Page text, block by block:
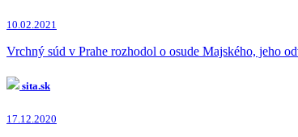
10.02.2021
Vrchný súd v Prahe rozhodol o osude Majského, jeho
sita.sk
17.12.2020